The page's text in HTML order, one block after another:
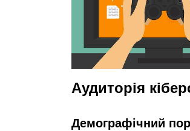
Аудиторія
Демографічний